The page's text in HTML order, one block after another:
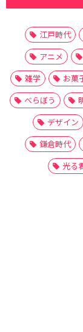
江戸時代
アニメ
雑学
お菓
べらぼう
デザイン
鎌倉時代
光る